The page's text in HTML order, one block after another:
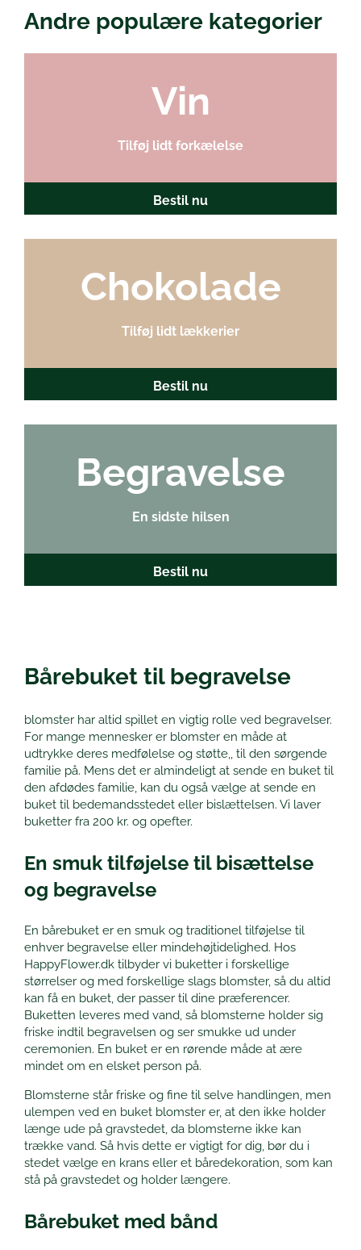
Andre populære kategorier
Vin
Tilføj lidt forkælelse
Bestil nu
Chokolade
Tilføj lidt lækkerier
Bestil nu
Begravelse
En sidste hilsen
Bestil nu
Bårebuket til begravelse
blomster har altid spillet en vigtig rolle ved begravelser.
For mange mennesker er blomster en måde at
udtrykke deres medfølelse og støtte,, til den sørgende
familie på. Mens det er almindeligt at sende en buket til
den afdødes familie, kan du også vælge at sende en
buket til bedemandsstedet eller bislættelsen. Vi laver
buketter fra 200 kr. og opefter.
En smuk tilføjelse til bisættelse
og begravelse
En bårebuket er en smuk og traditionel tilføjelse til
enhver begravelse eller mindehøjtidelighed. Hos
HappyFlower.dk tilbyder vi buketter i forskellige
størrelser og med forskellige slags blomster, så du altid
kan få en buket, der passer til dine præferencer.
Buketten leveres med vand, så blomsterne holder sig
friske indtil begravelsen og ser smukke ud under
ceremonien. En buket er en rørende måde at ære
mindet om en elsket person på.
Blomsterne står friske og fine til selve handlingen, men
ulempen ved en buket blomster er, at den ikke holder
længe ude på gravstedet, da blomsterne ikke kan
trække vand. Så hvis dette er vigtigt for dig, bør du i
stedet vælge en krans eller et båredekoration, som kan
stå på gravstedet og holder længere.
Bårebuket med bånd